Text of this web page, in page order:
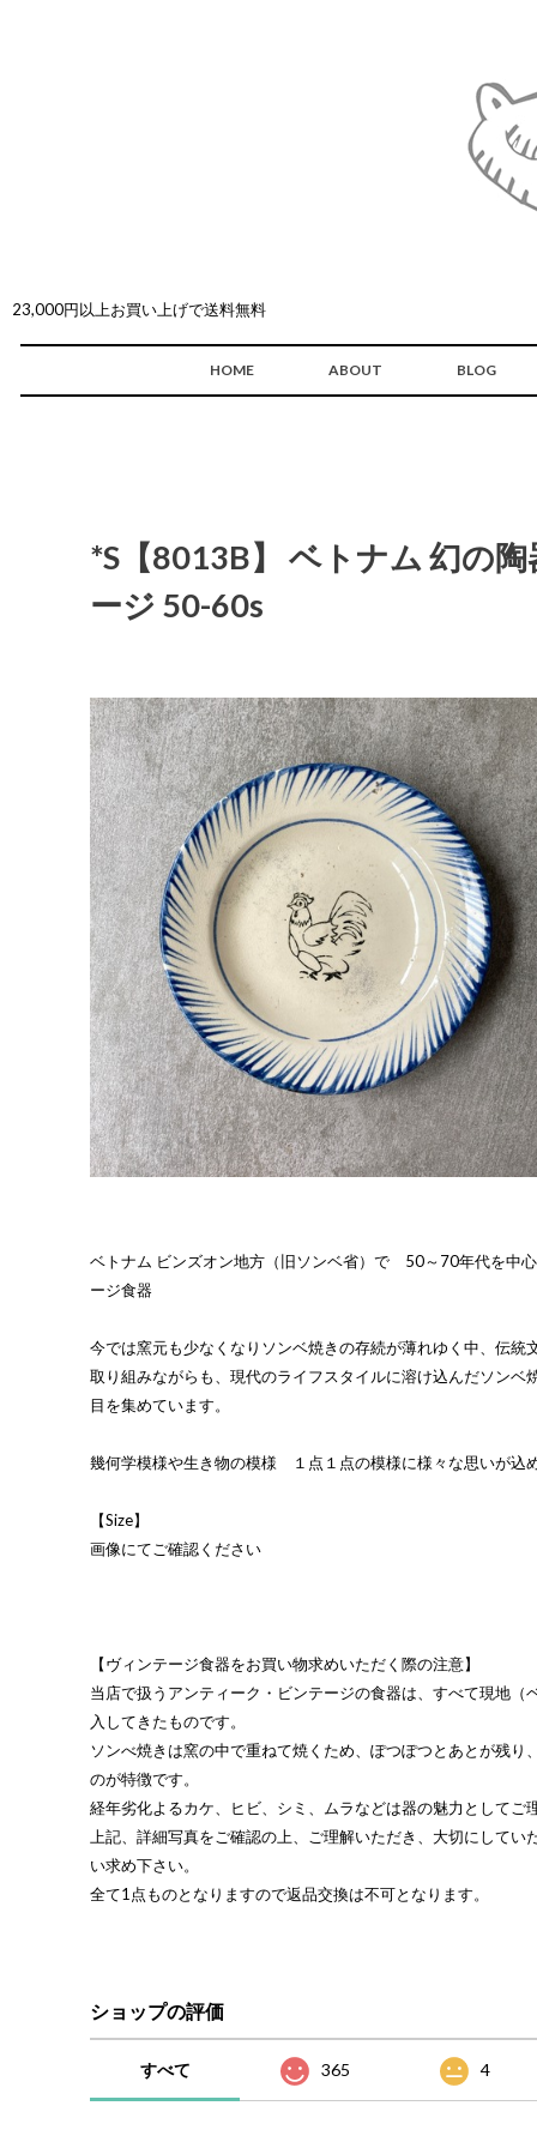
23,000円以上お買い上げで送料無料
HOME ABOUT BLOG
*S【8013B】 ベトナム 幻の
ージ 50-60s
ベトナム ビンズオン地方（旧ソンベ省）で 50～70年代を中
ージ食器
今では窯元も少なくなりソンベ焼きの存続が薄れゆく中、伝統
取り組みながらも、現代のライフスタイルに溶け込んだソンベ
目を集めています。
幾何学模様や生き物の模様 １点１点の模様に様々な思いが込
【Size】
画像にてご確認ください
【ヴィンテージ食器をお買い物求めいただく際の注意】
当店で扱うアンティーク・ビンテージの食器は、すべて現地（
入してきたものです。
ソンべ焼きは窯の中で重ねて焼くため、ぽつぽつとあとが残り
のが特徴です。
経年劣化よるカケ、ヒビ、シミ、ムラなどは器の魅力としてご
上記、詳細写真をご確認の上、ご理解いただき、大切にしてい
い求め下さい。
全て1点ものとなりますので返品交換は不可となります。
ショップの評価
すべて 365 4